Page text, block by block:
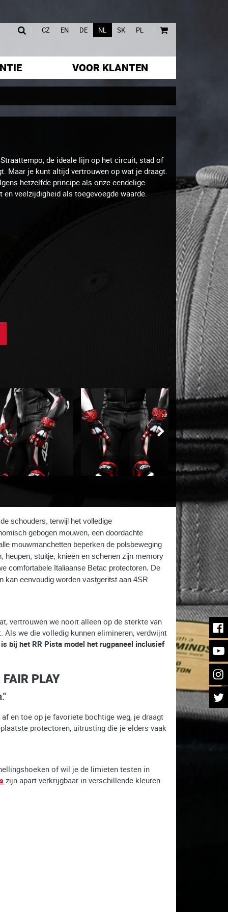
CZ EN DE NL SK PL
VOOR KLANTEN
de ideale lijn op het circuit, stad of
Maar je kunt altijd vertrouwen op wat je draagt.
hetzelfde principe als onze eendelige
veelzijdigheid als toegevoegde waarde.
schouders, terwijl het volledige
gebogen mouwen, een doordachte
mouwmanchetten beperken de polsbeweging
heupen, stuitje, knieën en schenen zijn memory
comfortabele Italiaanse Betac protectoren. De
kan eenvoudig worden vastgeritst aan 4SR
vertrouwen we nooit alleen op de sterkte van
we die volledig kunnen elimineren, verdwijnt
bij het RR Pista model het rugpaneel inclusief
PLAY
en toe op je favoriete bochtige weg, je draagt
protectoren, uitrusting die je elders vaak
of wil je de limieten testen in
zijn apart verkrijgbaar in verschillende kleuren.